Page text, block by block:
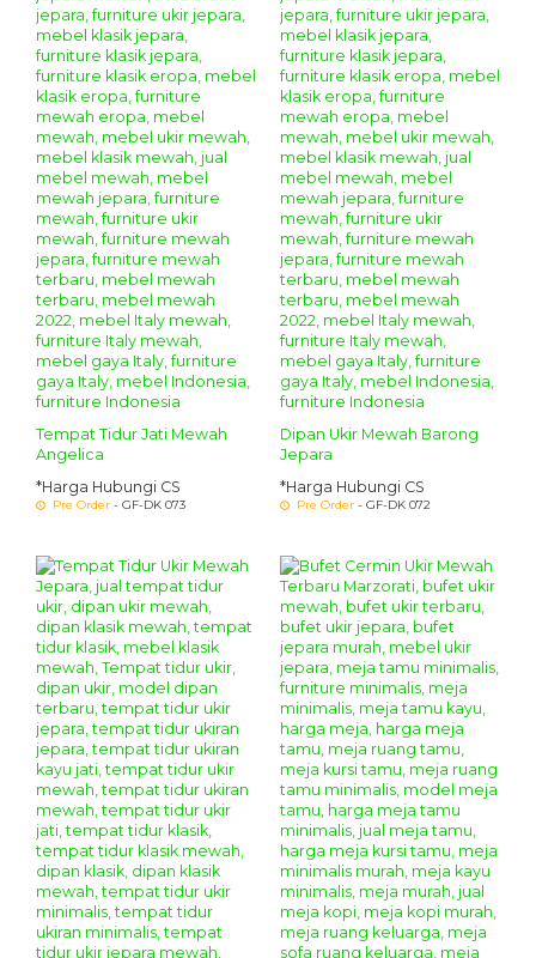
Tempat Tidur Jati Mewah
Angelica
*Harga Hubungi CS
Pre Order - GF-DK 073
Dipan Ukir Mewah Barong
Jepara
*Harga Hubungi CS
Pre Order - GF-DK 072